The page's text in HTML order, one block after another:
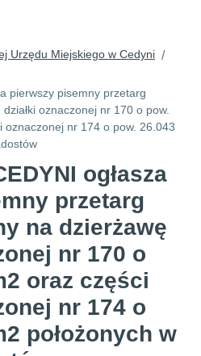
Urzędu Miejskiego w Cedyni /
oznaczonej nr 170 o pow.
oznaczonej nr 174 o pow. 26.043
ogłasza
przetarg
na dzierżawę
nr 170 o
oraz części
nr 174 o
położonych w